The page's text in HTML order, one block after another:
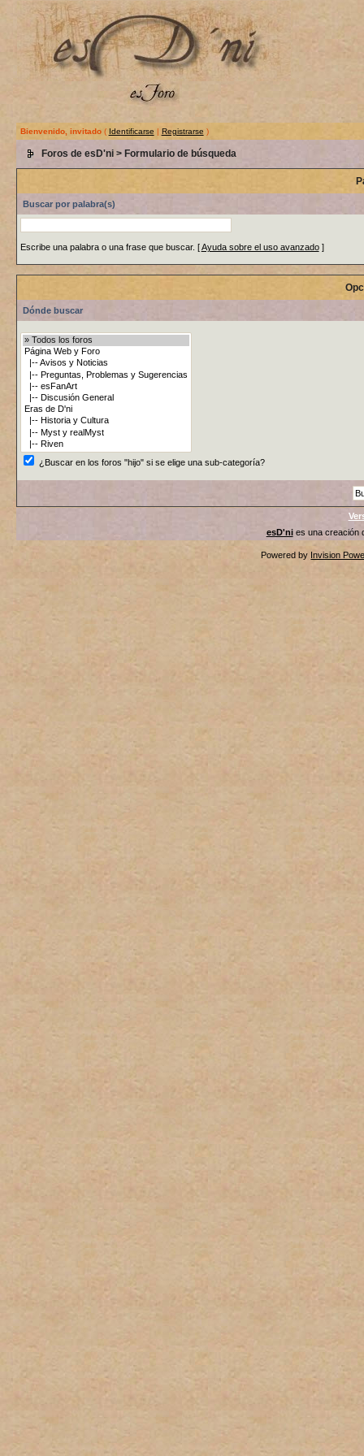
Bienvenido, invitado( Identificarse | Registrarse )
Foros de esD'ni> Formulario de búsqueda
Buscar por palabra(s)
Escribe una palabra o una frase que buscar. [Ayuda sobre el uso avanzado]
Dónde buscar
¿Buscar en los foros "hijo" si se elige una sub-categoría?
esD'nies una creación
Powered by Invision